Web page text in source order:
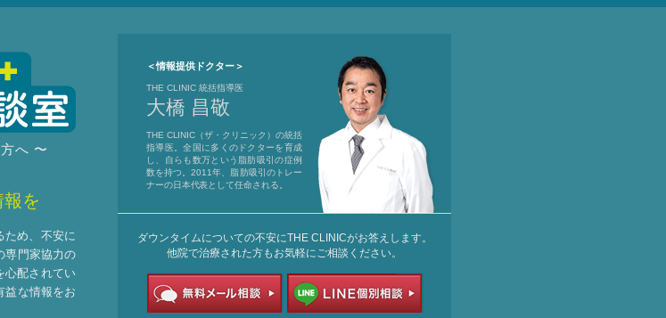
へ 〜
を
ため、不安に
専門家協力の
心配されてい
益な情報をお
＜情報提供ドクター＞
THE CLINIC 統括指導医
大橋 昌敬
THE CLINIC（ザ・クリニック）の統括
指導医。全国に多くのドクターを育成
し、自らも数万という脂肪吸引の症例
数を持つ。2011年、脂肪吸引のトレー
ナーの日本代表として任命される。
ダウンタイムについての不安にTHE CLINICがお答えします。
他院で治療された方もお気軽にご相談ください。